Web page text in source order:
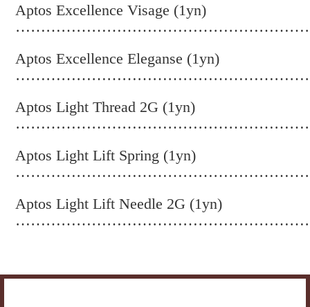
Aptos Excellence Visage (1yn)
Aptos Excellence Eleganse (1yn)
Aptos Light Thread 2G (1yn)
Aptos Light Lift Spring (1yn)
Aptos Light Lift Needle 2G (1yn)